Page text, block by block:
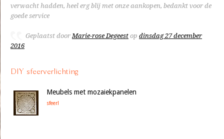
verwacht hadden, heel erg blij met onze aankopen, bedankt voor de
goede service
Geplaatst doorMarie-rose Degeest op dinsdag 27 december
2016
DIY sfeerverlichting
Meubels met mozaiekpanelen
sfeer!